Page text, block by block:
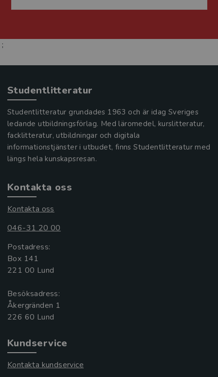
;
Studentlitteratur
Studentlitteratur grundades 1963 och är idag Sveriges
ledande utbildningsförlag. Med läromedel, kurslitteratur,
facklitteratur, utbildningar och digitala
informationstjänster i utbudet, finns Studentlitteratur med
längs hela kunskapsresan.
Kontakta oss
Kontakta oss
046-31 20 00
Postadress:
Box 141
221 00 Lund
Besöksadress:
Åkergränden 1
Kundservice
Kontakta kundservice